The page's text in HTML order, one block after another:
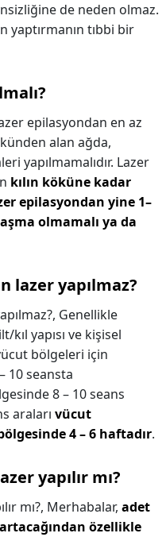
de neden olmaz.
yaptırmanın tıbbi bir
epilasyondan en az
alan ağda,
yapılmamalıdır. Lazer
kılın köküne kadar
epilasyondan yine 1–
olmamalı ya da
lazer yapılmaz?
Genellikle
yapısı ve kişisel
bölgeleri için
10 seansta
8 – 10 seans
araları vücut
4 – 6 haftadır.
yapılır mı?
mı?, Merhabalar, adet
özellikle